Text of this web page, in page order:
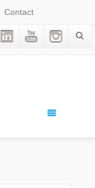
Contact